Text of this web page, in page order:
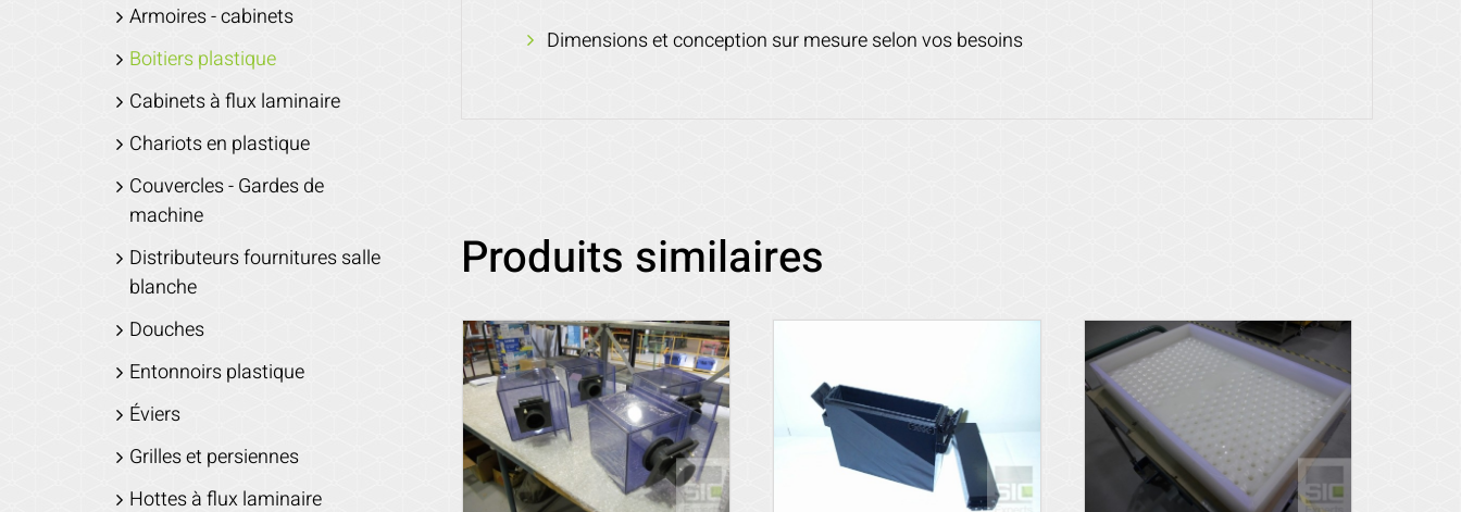
Dimensions et conception sur mesure selon vos besoins
Produits similaires
Armoires - cabinets
Boitiers plastique
Cabinets à flux laminaire
Chariots en plastique
Couvercles - Gardes de
machine
Distributeurs fournitures salle
blanche
Douches
Entonnoirs plastique
Éviers
Grilles et persiennes
Hottes à flux laminaire